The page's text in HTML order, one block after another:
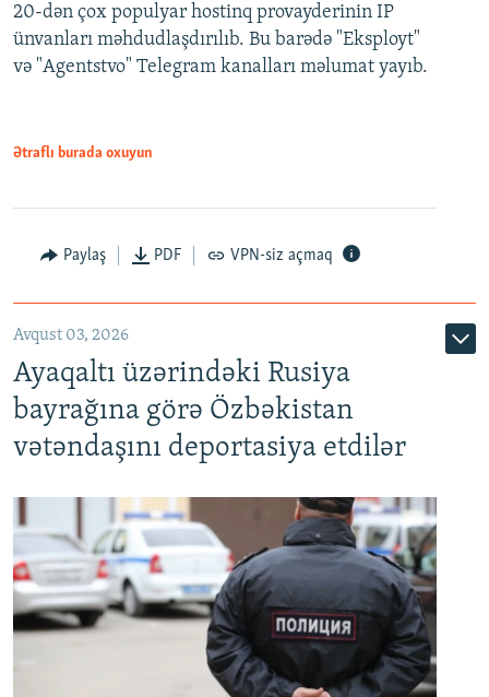
20-dən çox populyar hostinq provayderinin IP
ünvanları məhdudlaşdırılıb. Bu barədə "Eksployt"
və "Agentstvo" Telegram kanalları məlumat yayıb.
Ətraflı burada oxuyun
Paylaş PDF VPN-siz açmaq
Avqust 03, 2026
Ayaqaltı üzərindəki Rusiya
bayrağına görə Özbəkistan
vətəndaşını deportasiya etdilər